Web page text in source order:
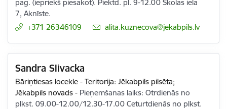
pag. (iepriekš piesakot). Piektd. pl. 9-12.00 Skolas iela
7, Aknīste.
+371 26346109
E-pasts:
alita.kuznecova@jekabpils.lv
Sandra Slivacka
Bāriņtiesas locekle - Teritorija: Jēkabpils pilsēta;
Jēkabpils novads - Pieņemšanas laiks: Otrdienās no
plkst. 09.00-12.00/12.30-17.00 Ceturtdienās no plkst.